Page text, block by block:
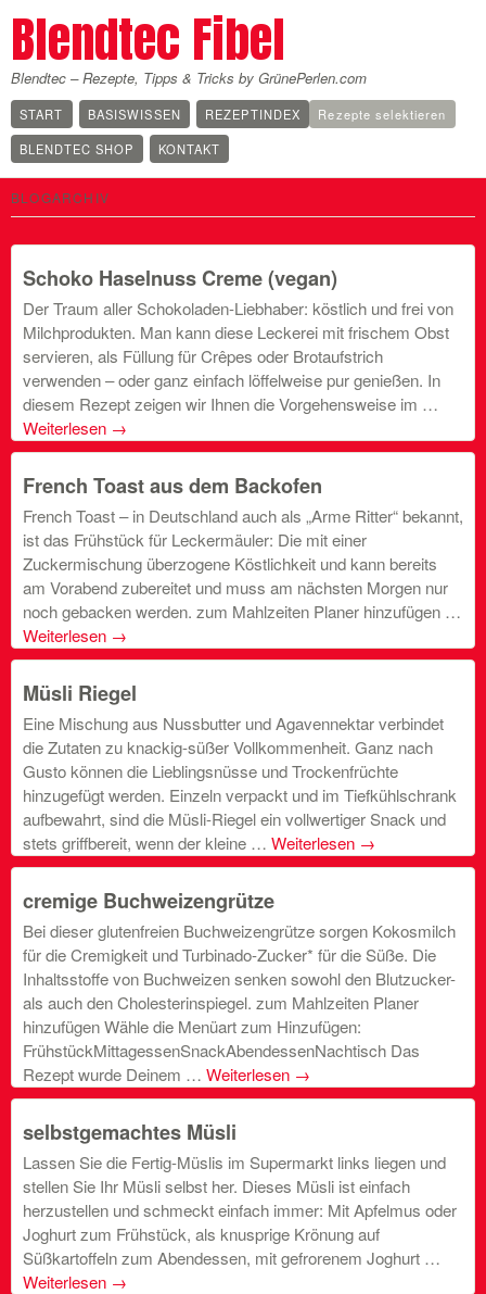
Blendtec Fibel
Blendtec – Rezepte, Tipps & Tricks by GrünePerlen.com
START BASISWISSEN REZEPTINDEX
Rezepte selektieren
BLENDTEC SHOP
KONTAKT
BLOGARCHIV
Schoko Haselnuss Creme (vegan)
Der Traum aller Schokoladen-Liebhaber: köstlich und frei von
Milchprodukten. Man kann diese Leckerei mit frischem Obst
servieren, als Füllung für Crêpes oder Brotaufstrich
verwenden – oder ganz einfach löffelweise pur genießen. In
diesem Rezept zeigen wir Ihnen die Vorgehensweise im …
Weiterlesen →
French Toast aus dem Backofen
French Toast – in Deutschland auch als „Arme Ritter“ bekannt,
ist das Frühstück für Leckermäuler: Die mit einer
Zuckermischung überzogene Köstlichkeit und kann bereits
am Vorabend zubereitet und muss am nächsten Morgen nur
noch gebacken werden. zum Mahlzeiten Planer hinzufügen …
Weiterlesen →
Müsli Riegel
Eine Mischung aus Nussbutter und Agavennektar verbindet
die Zutaten zu knackig-süßer Vollkommenheit. Ganz nach
Gusto können die Lieblingsnüsse und Trockenfrüchte
hinzugefügt werden. Einzeln verpackt und im Tiefkühlschrank
aufbewahrt, sind die Müsli-Riegel ein vollwertiger Snack und
stets griffbereit, wenn der kleine … Weiterlesen →
cremige Buchweizengrütze
Bei dieser glutenfreien Buchweizengrütze sorgen Kokosmilch
für die Cremigkeit und Turbinado-Zucker* für die Süße. Die
Inhaltsstoffe von Buchweizen senken sowohl den Blutzucker-
als auch den Cholesterinspiegel. zum Mahlzeiten Planer
hinzufügen Wähle die Menüart zum Hinzufügen:
FrühstückMittagessenSnackAbendessenNachtisch Das
Rezept wurde Deinem … Weiterlesen →
selbstgemachtes Müsli
Lassen Sie die Fertig-Müslis im Supermarkt links liegen und
stellen Sie Ihr Müsli selbst her. Dieses Müsli ist einfach
herzustellen und schmeckt einfach immer: Mit Apfelmus oder
Joghurt zum Frühstück, als knusprige Krönung auf
Süßkartoffeln zum Abendessen, mit gefrorenem Joghurt …
Weiterlesen →